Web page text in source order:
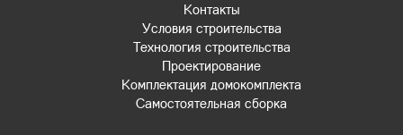
Контакты
Условия строительства
Технология строительства
Проектирование
Комплектация домокомплекта
Самостоятельная сборка